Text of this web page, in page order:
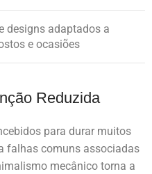
designs adaptados a
e ocasiões
Reduzida
para durar muitos
falhas comuns associadas
mecânico torna a